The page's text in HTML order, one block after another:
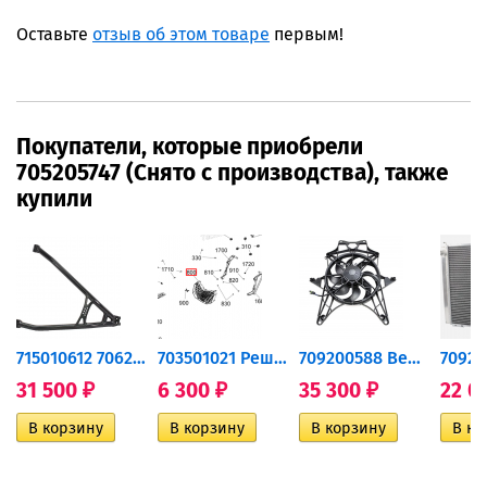
Оставьте отзыв об этом товаре первым!
Покупатели, которые приобрели
705205747 (Снято с производства), также
купили
715010612 706202919 Рычаг...
31 500 ₽
703501021 Решетка радиатора...
6 300 ₽
709200588 Вентилятор...
35 300 ₽ 22